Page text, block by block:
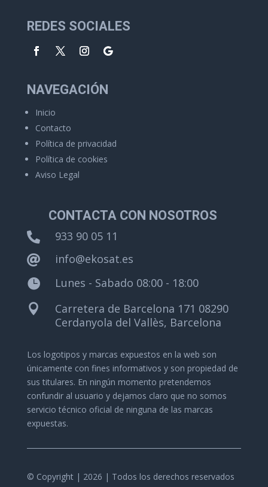
REDES SOCIALES
NAVEGACIÓN
Inicio
Contacto
Política de privacidad
Política de cookies
Aviso Legal
CONTACTA CON NOSOTROS
 933 90 05 11
 info@ekosat.es
 Lunes - Sabado 08:00 - 18:00

Carretera de Barcelona 171 08290
Cerdanyola del Vallès, Barcelona
Los logotipos y marcas expuestos en la web son
únicamente con fines informativos y son propiedad de
sus titulares. En ningún momento pretendemos
confundir al usuario y dejamos claro que no somos
servicio técnico oficial de ninguna de las marcas
expuestas.
© Copyright | 2026 | Todos los derechos reservados